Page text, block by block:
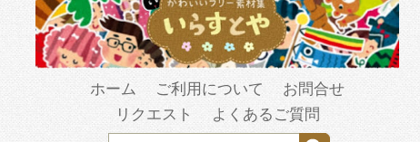
ホーム ご利用について
お問合せ
リクエスト
よくあるご質問